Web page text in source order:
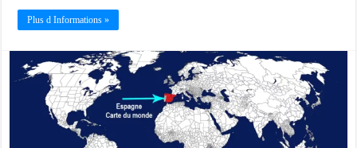
Plus d Informations »